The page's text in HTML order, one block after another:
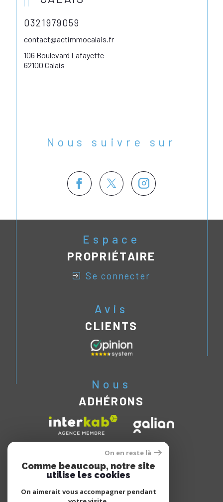
0321979059
contact@actimmocalais.fr
106 Boulevard Lafayette
62100 Calais
Nous suivre sur
Espace
PROPRIÉTAIRE
se connecter
Avis
CLIENTS
Nous
ADHÉRONS
On en reste là
Comme beaucoup, notre site
utilise les cookies
On aimerait vous accompagner pendant